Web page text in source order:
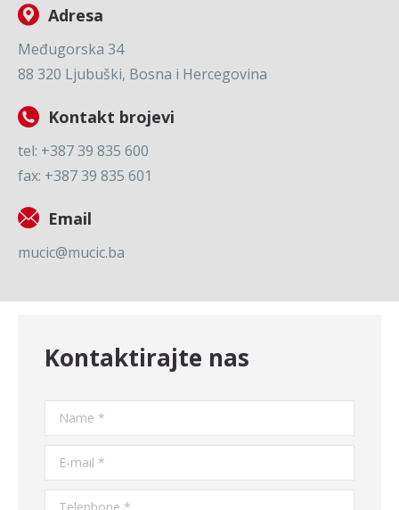
Adresa
Međugorska 34
88 320 Ljubuški, Bosna i Hercegovina
Kontakt brojevi
tel: +387 39 835 600
fax: +387 39 835 601
Email
mucic@mucic.ba
Kontaktirajte nas
Name *
E-mail *
Telephone *